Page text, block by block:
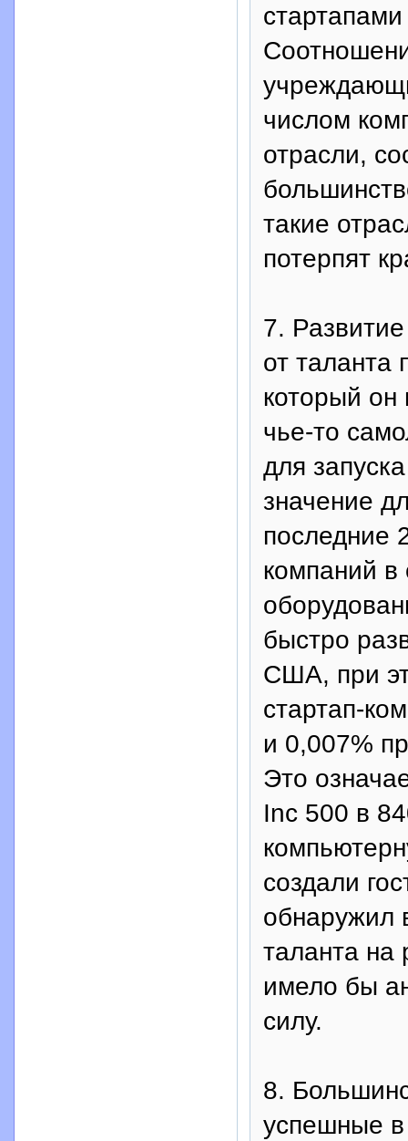
числом
отрасли,
такие
потерпят
7.
от таланта
который
чье-то
для
значение
последние
компаний в
быстро
США, при
стартап-
и 0,007%
Это
Inc 500 в
создали
обнаружил
таланта на
имело бы
силу.
8.
успешные